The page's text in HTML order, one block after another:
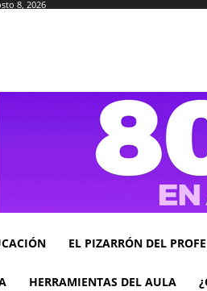
8, 2026
EL PIZARRÓN DEL PROFE
HERRAMIENTAS DEL AULA